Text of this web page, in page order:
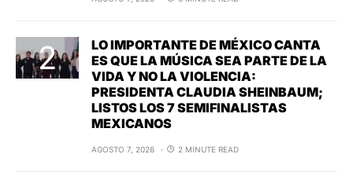
LO IMPORTANTE DE MÉXICO CANTA
ES QUE LA MÚSICA SEA PARTE DE LA
VIDA Y NO LA VIOLENCIA:
PRESIDENTA CLAUDIA SHEINBAUM;
LISTOS LOS 7 SEMIFINALISTAS
MEXICANOS
AGOSTO 7, 2026 2 MINUTE READ